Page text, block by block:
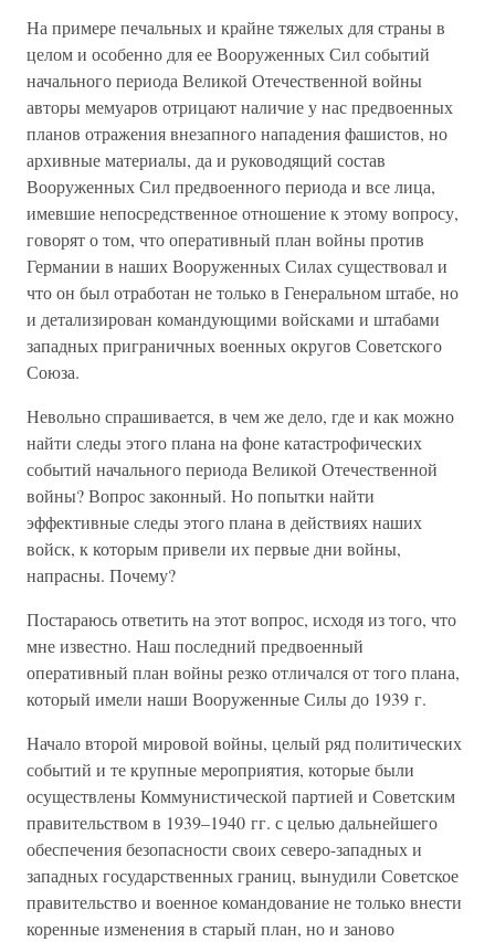
На примере печальных и крайне тяжелых для страны в
целом и особенно для ее Вооруженных Сил событий
начального периода Великой Отечественной войны
авторы мемуаров отрицают наличие у нас предвоенных
планов отражения внезапного нападения фашистов, но
архивные материалы, да и руководящий состав
Вооруженных Сил предвоенного периода и все лица,
имевшие непосредственное отношение к этому вопросу,
говорят о том, что оперативный план войны против
Германии в наших Вооруженных Силах существовал и
что он был отработан не только в Генеральном штабе, но
и детализирован командующими войсками и штабами
западных приграничных военных округов Советского
Союза.
Невольно спрашивается, в чем же дело, где и как можно
найти следы этого плана на фоне катастрофических
событий начального периода Великой Отечественной
войны? Вопрос законный. Но попытки найти
эффективные следы этого плана в действиях наших
войск, к которым привели их первые дни войны,
напрасны. Почему?
Постараюсь ответить на этот вопрос, исходя из того, что
мне известно. Наш последний предвоенный
оперативный план войны резко отличался от того плана,
который имели наши Вооруженные Силы до 1939 г.
Начало второй мировой войны, целый ряд политических
событий и те крупные мероприятия, которые были
осуществлены Коммунистической партией и Советским
правительством в 1939–1940 гг. с целью дальнейшего
обеспечения безопасности своих северо-западных и
западных государственных границ, вынудили Советское
правительство и военное командование не только внести
коренные изменения в старый план, но и заново